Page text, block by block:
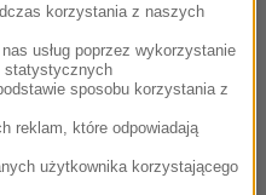
- Daria Gavrilova
11) - Zhang Shuai
Kvitova (Czechy, 14))
korzystania z naszych
usług poprzez wykorzystanie
statystycznych
sposobu korzystania z
reklam, które odpowiadają
użytkownika korzystającego